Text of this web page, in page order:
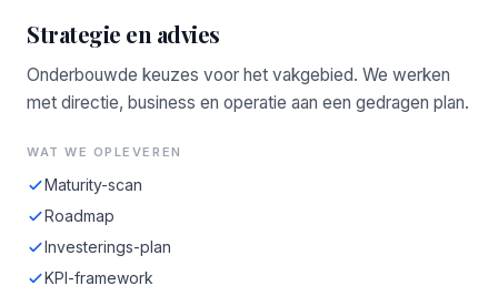
Strategie en advies
Onderbouwde keuzes voor het vakgebied. We werken
met directie, business en operatie aan een gedragen plan.
WAT WE OPLEVEREN
Maturity-scan
Roadmap
Investerings-plan
KPI-framework